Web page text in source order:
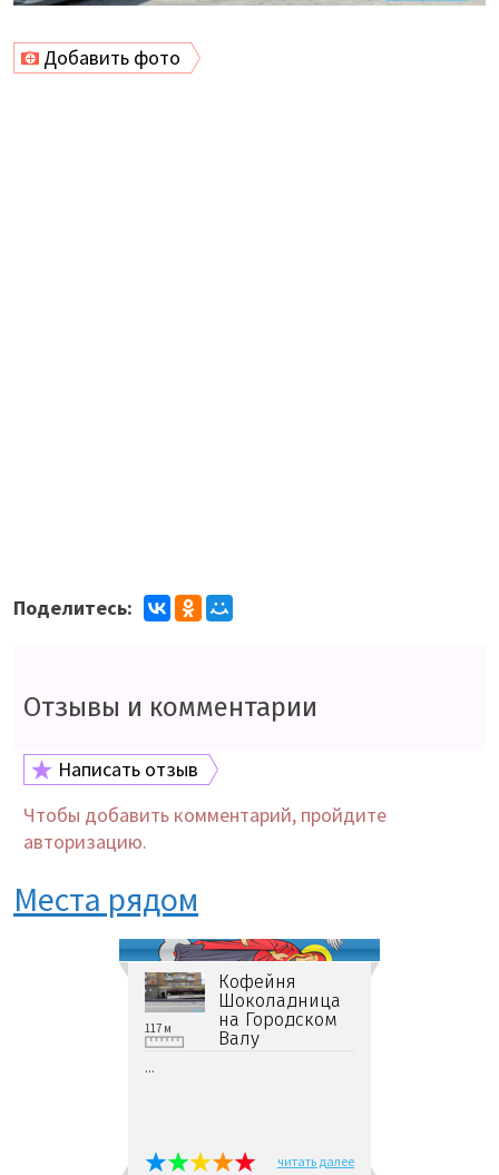
Добавить фото
Поделитесь:
Отзывы и комментарии
Написать отзыв
Чтобы добавить комментарий, пройдите
авторизацию.
Места рядом
Кофейня
Шоколадница
на Городском
Валу
117 м
...
читать далее